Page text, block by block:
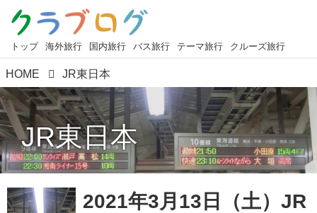
トップ 海外旅行 国内旅行 バス旅行 テーマ旅行 クルーズ旅行
HOME JR東日本
JR東日本
2021年3月13日（土）JR